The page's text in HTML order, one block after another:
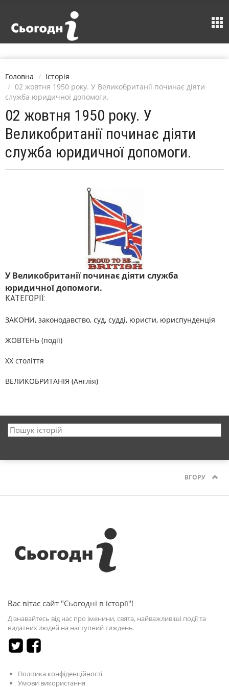
Головна
Історія
02 жовтня 1950 року. У Великобританії починає діяти
служба юридичної допомоги.
02 жовтня 1950 року. У
Великобританії починає діяти
служба юридичної допомоги.
У Великобританії починає діяти служба
юридичної допомоги.
КАТЕГОРІЇ:
ЗАКОНИ, законодавство, суд, судді, юристи, юриспунденція
ЖОВТЕНЬ (події)
XX століття
ВЕЛИКОБРИТАНІЯ (Англія)
ВГОРУ
Вас вітає сайт "Сьогодні в історії"!
Дізнавайтесь від нас про іменини, свята, найважливіші події та
видатних людей на наступний тиждень.
Політика конфіденційності
Умови використання